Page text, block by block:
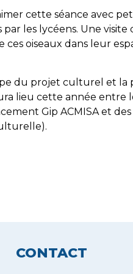
cette séance avec
les lycéens. Une
ces oiseaux dans leur
du projet culturel et la
lieu cette année
Gip ACMISA et
CONTACT